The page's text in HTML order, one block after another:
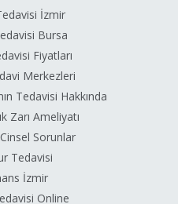
İzmir
Bursa
Fiyatları
Merkezleri
Tedavisi Hakkında
Zarı Ameliyatı
Sorunlar
Tedavisi
İzmir
Online